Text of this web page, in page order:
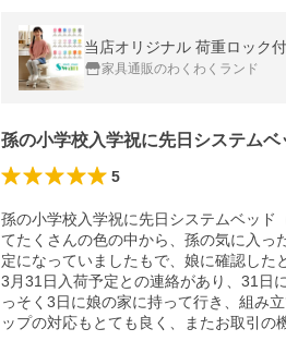
家具通販のわくわくランド
孫の小学校入学祝に先日システム
5
孫の小学校入学祝に先日システムベッド
てたくさんの色の中から、孫の気に入
定になっていましたもで、娘に確認した
3月31日入荷予定との連絡があり、31日
っそく3日に娘の家に持って行き、組み
ップの対応もとても良く、またお取引の